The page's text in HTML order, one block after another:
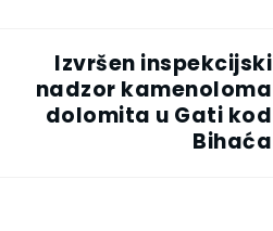
Izvršen inspekcijski
nadzor kamenoloma
dolomita u Gati kod
Bihaća